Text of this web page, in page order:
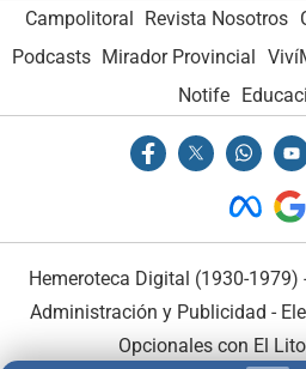
Campolitoral Revista Nosotros
Podcasts Mirador Provincial
Notife
Hemeroteca Digital (1930-1979)
Administración y Publicidad -
Opcionales con El